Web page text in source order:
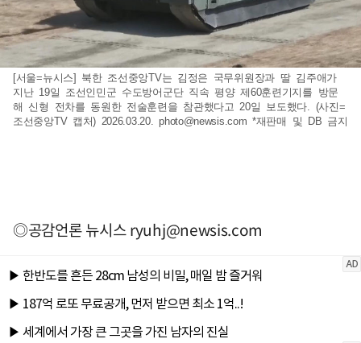
[서울=뉴시스] 북한 조선중앙TV는 김정은 국무위원장과 딸 김주애가
지난 19일 조선인민군 수도방어군단 직속 평양 제60훈련기지를 방문
해 신형 전차를 동원한 전술훈련을 참관했다고 20일 보도했다. (사진=
조선중앙TV 캡처) 2026.03.20.photo@newsis.com *재판매 및 DB 금지
◎공감언론 뉴시스ryuhj@newsis.com